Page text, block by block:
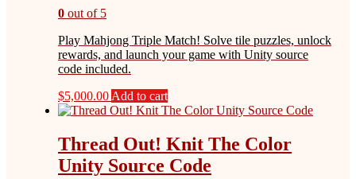
0 out of 5
Play Mahjong Triple Match! Solve tile puzzles, unlock
rewards, and launch your game with Unity source
code included.
$5,000.00 Add to cart
Thread Out! Knit The Color
Unity Source Code